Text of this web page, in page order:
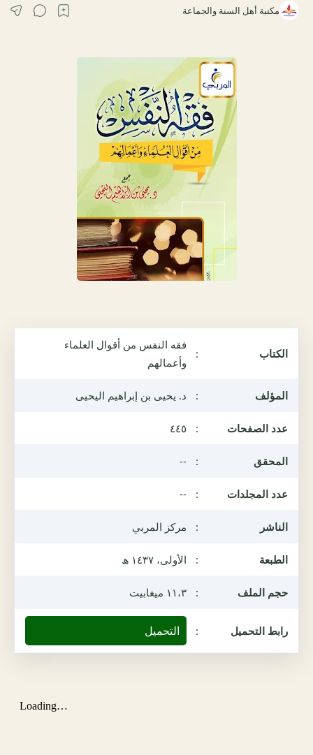
الكتاب :
فقه النفس من أقوال العلماء
وأعمالهم
المؤلف : د. يحيى بن إبراهيم اليحيى
عدد الصفحات : ٤٤٥
المحقق :
--
عدد المجلدات :
--
الناشر : مركز المربي
الطبعة : الأولى، ١٤٣٧ ھ
حجم الملف : ١١،٣ ميغابيت
رابط التحميل : التحميل